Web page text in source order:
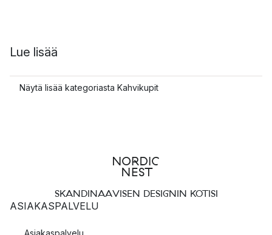
Lue lisää
Näytä lisää kategoriasta Kahvikupit
SKANDINAAVISEN DESIGNIN KOTISI
ASIAKASPALVELU
Asiakaspalvelu